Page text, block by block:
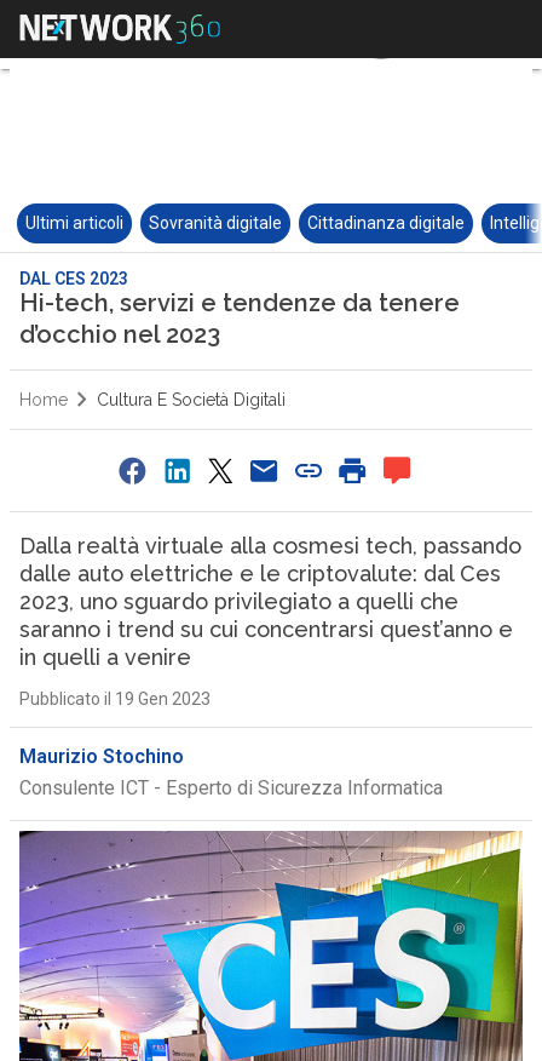
Ultimi articoli Sovranità digitale Cittadinanza digitale
DAL CES 2023
Hi-tech, servizi e tendenze da tenere
d’occhio nel 2023
Home Cultura E Società Digitali
Dalla realtà virtuale alla cosmesi tech, passando
dalle auto elettriche e le criptovalute: dal Ces
2023, uno sguardo privilegiato a quelli che
saranno i trend su cui concentrarsi quest’anno e
in quelli a venire
Pubblicato il 19 Gen 2023
Maurizio Stochino
Consulente ICT - Esperto di Sicurezza Informatica